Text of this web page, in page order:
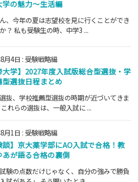
学の魅力～生活編
、今年の夏は志望校を見に行くことができ
？ 私も受験生の時、中学3 ...
月4日 : 受験戦略編
大学】2027年度入試版総合型選抜・学
型選抜日程まとめ
抜、学校推薦型選抜の時期が近づいてきま
これらの選抜は、一般入試に ...
月1日 : 受験戦略編
談】京大薬学部にAO入試で合格！教
あが語る合格の裏側
試験の点数だけじゃなく、自分の強みで勝負